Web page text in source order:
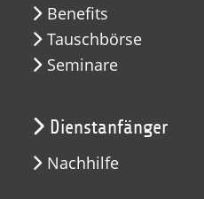
Benefits
Tauschbörse
Seminare
Dienstanfänger
Nachhilfe